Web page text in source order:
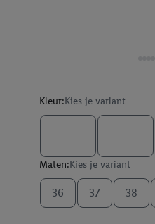
Kleur:Kies je variant
Maten:Kies je variant
36 37 38